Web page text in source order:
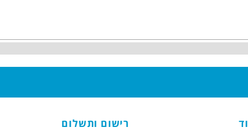
רישום ותשלום